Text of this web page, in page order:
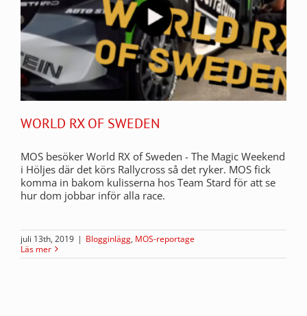
WORLD RX OF SWEDEN
MOS besöker World RX of Sweden - The Magic Weekend
i Höljes där det körs Rallycross så det ryker. MOS fick
komma in bakom kulisserna hos Team Stard för att se
hur dom jobbar inför alla race.
juli 13th, 2019 | Blogginlägg, MOS-reportage
Läs mer